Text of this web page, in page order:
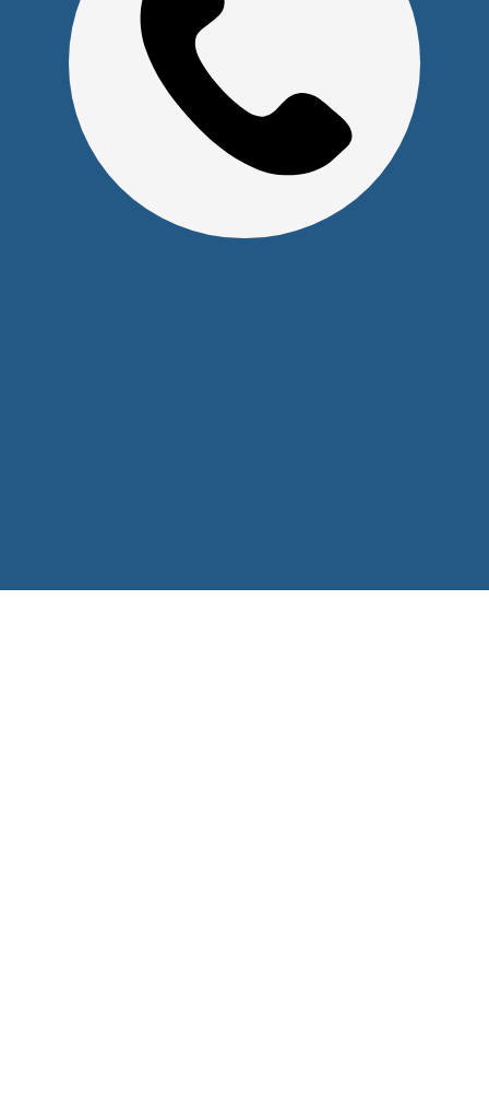
Наши контакты
+7 (391) 291-30-30 info@s-pl.ru
ул. Алексеева, 41
2026 © Уважаемые клиенты, Информация на сайте не